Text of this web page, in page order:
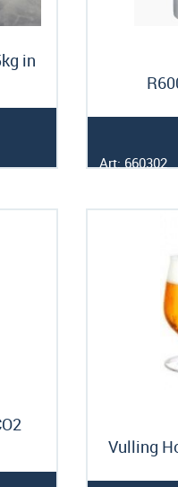
in
Art: 660302
Vulling